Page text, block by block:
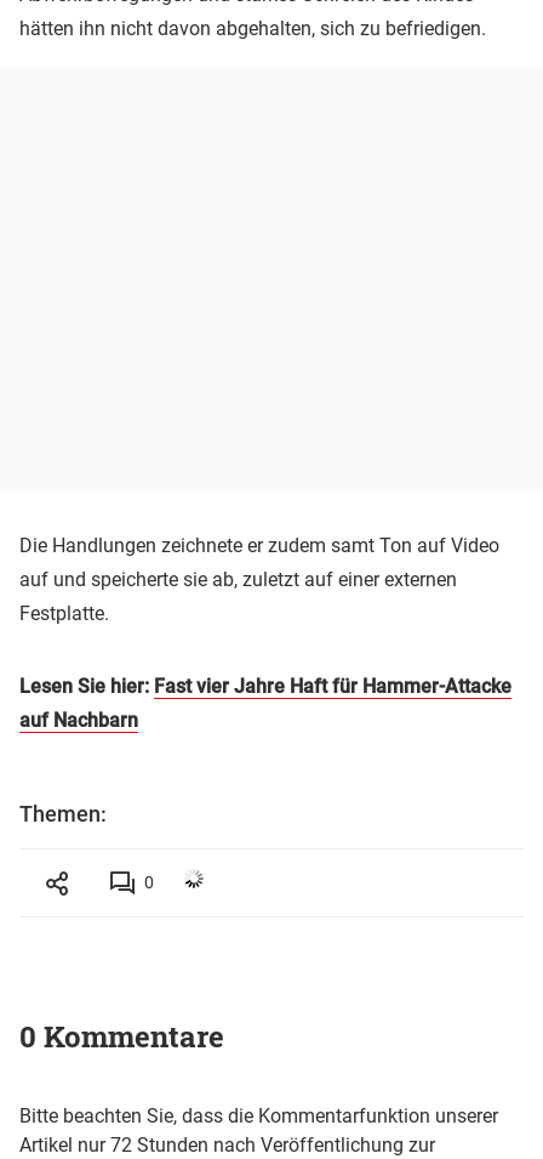
hätten ihn nicht davon abgehalten, sich zu befriedigen.
Die Handlungen zeichnete er zudem samt Ton auf Video
auf und speicherte sie ab, zuletzt auf einer externen
Festplatte.
Lesen Sie hier: Fast vier Jahre Haft für Hammer-Attacke
auf Nachbarn
Themen:
0
0 Kommentare
Bitte beachten Sie, dass die Kommentarfunktion unserer
Artikel nur 72 Stunden nach Veröffentlichung zur